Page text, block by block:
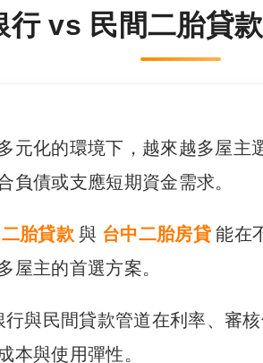
行 vs 民間二胎貸
元化的環境下，越來越多屋主
債或支應短期資金需求。
胎貸款與 台中二胎房貸能在
主的首選方案。
與民間貸款管道在利率、審
本與使用彈性。